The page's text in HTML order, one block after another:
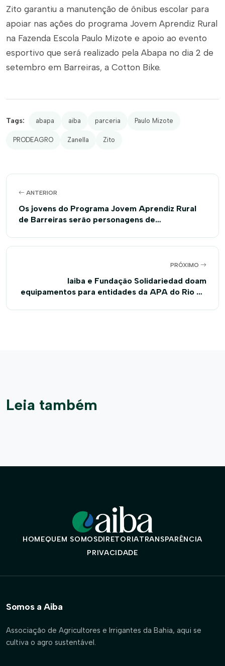
Zito garantiu a manutenção de ônibus escolar para
apoiar nas ações do programa Jovem Aprendiz Rural
na Fazenda Escola Paulo Mizote e apoio ao evento
esportivo que será realizado pela Abapa no dia 2 de
setembro em Barreiras, a Cotton Bike.
Tags: abapa aiba parceria Paulo Mizote
PRODEAGRO Zanella Zito
ANTERIOR
Os jovens do Programa Jovem Aprendiz Rural
de Barreiras serão personagens de
PRÓXIMO
Iaiba e Fundação Solidariedad doam
equipamentos para entidades da APA do Rio de
Leia também
HOMEQUEM SOMOSDIRETORIATRANSPARÊNCIA
PRIVACIDADE
Somos a Aiba
Associação de Agricultores e Irrigantes da Bahia, aqui se
cultiva o agro sustentável.